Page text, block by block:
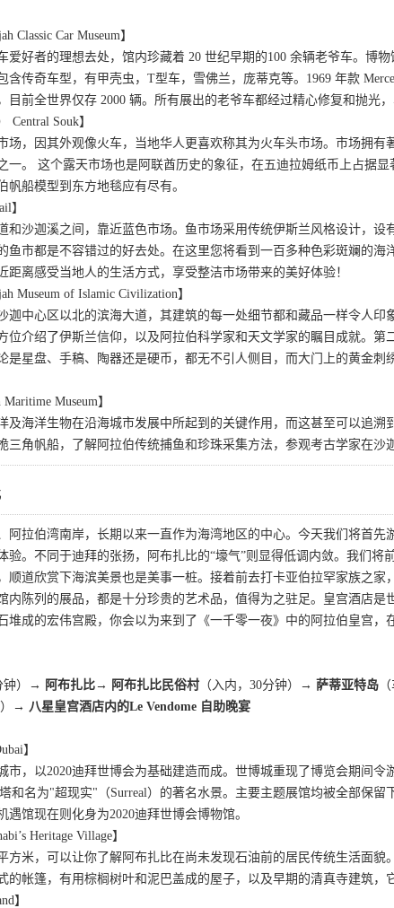
Classic Car Museum】
爱好者的理想去处，馆内珍藏着 20 世纪早期的100 余辆老爷车。博
含传奇车型，有甲壳虫，T型车，雪佛兰，庞蒂克等。1969 年款
目前全世界仅存 2000 辆。所有展出的老爷车都经过精心修复和抛光
Central Souk】
场，因其外观像火车，当地华人更喜欢称其为火车头市场。市场拥
一。 这个露天市场也是阿联酋历史的象征，在五迪拉姆纸币上占据
帆船模型到东方地毯应有尽有。
】
和沙迦溪之间，靠近蓝色市场。鱼市场采用传统伊斯兰风格设计，
鱼市都是不容错过的好去处。在这里您将看到一百多种色彩斑斓的海
距离感受当地人的生活方式，享受整洁市场带来的美好体验！
Museum of Islamic Civilization】
迦中心区以北的滨海大道，其建筑的每一处细节都和藏品一样令人
位介绍了伊斯兰信仰，以及阿拉伯科学家和天文学家的瞩目成就。
是星盘、手稿、陶器还是硬币，都无不引人侧目，而大门上的黄金
Museum】
及海洋生物在沿海城市发展中所起到的关键作用，而这甚至可以追溯
三角帆船，了解阿拉伯传统捕鱼和珍珠采集方法，参观考古学家在沙
阿拉伯湾南岸，长期以来一直作为海湾地区的中心。今天我们将首
验。不同于迪拜的张扬，阿布扎比的“壕气”则显得低调内敛。我们
顺道欣赏下海滨美景也是美事一桩。接着前去打卡亚伯拉罕家族之
内陈列的展品，都是十分珍贵的艺术品，值得为之驻足。皇宫酒店
堆成的宏伟宫殿，你会以为来到了《一千零一夜》中的阿拉伯皇宫，
钟） → 阿布扎比→ 阿布扎比民俗村 （入内，30分钟） → 萨蒂亚特岛
）
→ 八星皇宫酒店内的Le Vendome 自助晚宴
】
市，以2020迪拜世博会为基础建造而成。世博城重现了博览会期间
和名为"超现实"（Surreal）的著名水景。主要主题展馆均被全部保
馆现在则化身为2020迪拜世博会博物馆。
Heritage Village】
方米，可以让你了解阿布扎比在尚未发现石油前的居民传统生活面
的帐篷，有用棕榈树叶和泥巴盖成的屋子，以及早期的清真寺建筑，
】